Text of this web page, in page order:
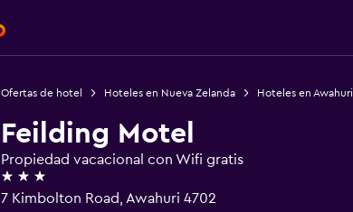
Ofertas de hotel Hoteles en Nueva Zelanda Hoteles en Awahuri
Feilding Motel
Propiedad vacacional con Wifi gratis
3 estrellas
7 Kimbolton Road, Awahuri 4702